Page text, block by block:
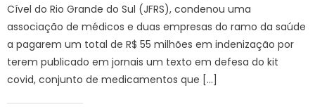
Cível do Rio Grande do Sul (JFRS), condenou uma
associação de médicos e duas empresas do ramo da saúde
a pagarem um total de R$ 55 milhões em indenização por
terem publicado em jornais um texto em defesa do kit
covid, conjunto de medicamentos que […]